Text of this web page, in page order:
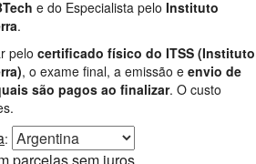
e do Especialista pelo Instituto
.
pelo certificado físico do ITSS (Instituto
, o exame final, a emissão e envio de
são pagos ao finalizar. O custo
:
parcelas sem juros